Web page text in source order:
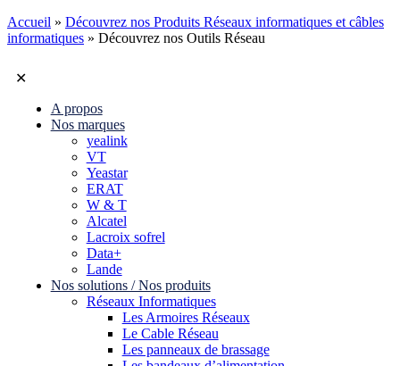
Accueil » Découvrez nos Produits Réseaux informatiques et câbles
informatiques » Découvrez nos Outils Réseau
✕
A propos
Nos marques
yealink
VT
Yeastar
ERAT
W & T
Alcatel
Lacroix sofrel
Data+
Lande
Nos solutions / Nos produits
Réseaux Informatiques
Les Armoires Réseaux
Le Cable Réseau
Les panneaux de brassage